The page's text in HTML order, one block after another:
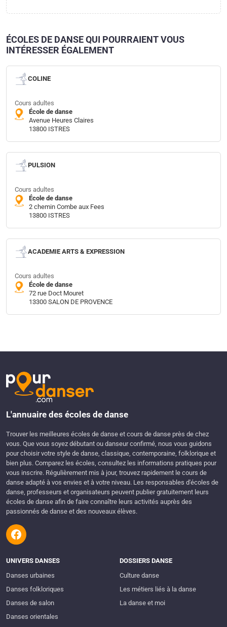
ÉCOLES DE DANSE QUI POURRAIENT VOUS
INTÉRESSER ÉGALEMENT
COLINE
Cours adultes
École de danse
Avenue Heures Claires
13800 ISTRES
PULSION
Cours adultes
École de danse
2 chemin Combe aux Fees
13800 ISTRES
ACADEMIE ARTS & EXPRESSION
Cours adultes
École de danse
72 rue Doct Mouret
13300 SALON DE PROVENCE
L'annuaire des écoles de danse
Trouver les meilleures écoles de danse et cours de danse près de chez
vous. Que vous soyez débutant ou danseur confirmé, nous vous guidons
pour choisir votre style de danse, classique, contemporaine, folklorique et
bien plus. Comparez les écoles, consultez les informations pratiques pour
vous inscrire. Régulièrement mis à jour, trouvez rapidement le cours de
danse adapté à vos envies et à votre niveau. Les responsables d'écoles de
danse, professeurs et organisateurs peuvent publier gratuitement leurs
écoles de danse afin de faire connaître leurs activités auprès des
passionnés de danse et des nouveaux élèves.
UNIVERS DANSES
Danses urbaines
Danses folkloriques
Danses de salon
Danses orientales
DOSSIERS DANSE
Culture danse
Les métiers liés à la danse
La danse et moi